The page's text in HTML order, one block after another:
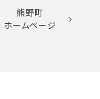
熊野町
ホームページ